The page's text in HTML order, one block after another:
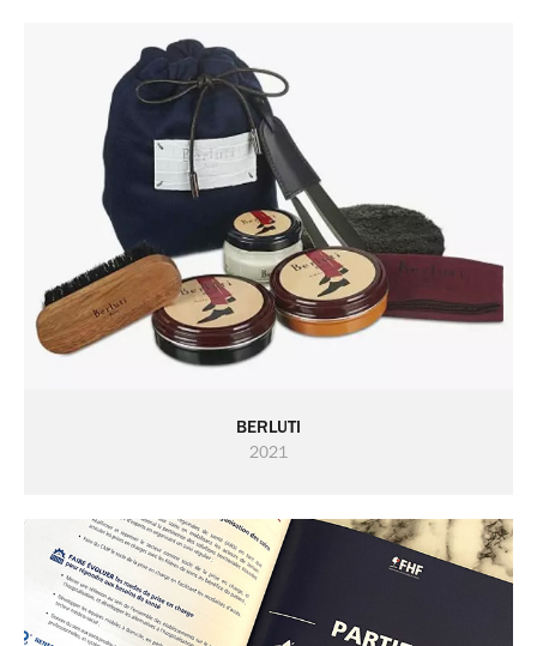
BERLUTI
2021